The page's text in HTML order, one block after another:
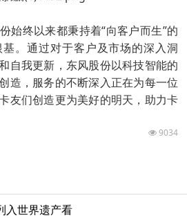
始终以来都秉持着“向客户而生”的
。通过对于客户及市场的深入洞
自我更新，东风股份以科技智能的
造，服务的不断深入正在为每一位
友们创造更为美好的明天，助力卡
9034
入世界遗产看